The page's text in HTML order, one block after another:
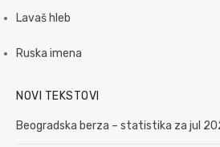
Lavaš hleb
Ruska imena
NOVI TEKSTOVI
Beogradska berza – statistika za jul